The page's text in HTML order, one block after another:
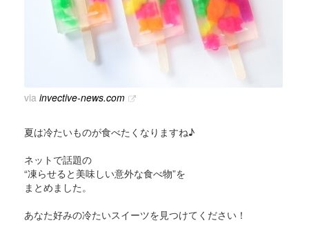
via invective-news.com
夏は冷たいものが食べたくなりますね♪
ネットで話題の
“凍らせると美味しい意外な食べ物”を
まとめました。
あなた好みの冷たいスイーツを見つけてください！